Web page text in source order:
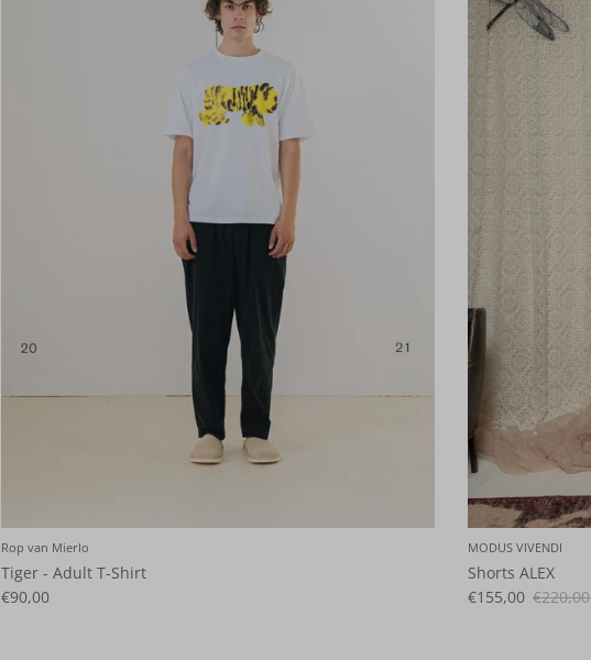
Rop van Mierlo
Tiger - Adult T-Shirt
€90,00
MODUS VIVENDI
Shorts ALEX
€155,00 €220,00